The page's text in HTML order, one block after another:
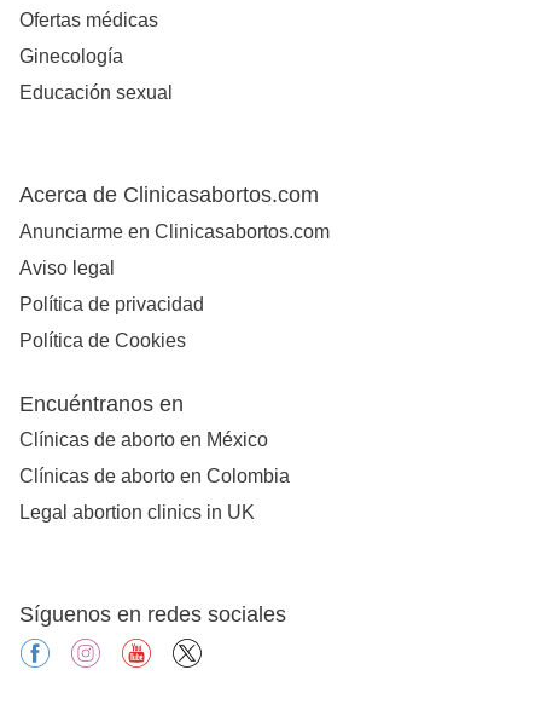
Ofertas médicas
Ginecología
Educación sexual
Acerca de Clinicasabortos.com
Anunciarme en Clinicasabortos.com
Aviso legal
Política de privacidad
Política de Cookies
Encuéntranos en
Clínicas de aborto en México
Clínicas de aborto en Colombia
Legal abortion clinics in UK
Síguenos en redes sociales
facebookinstagramyoutube